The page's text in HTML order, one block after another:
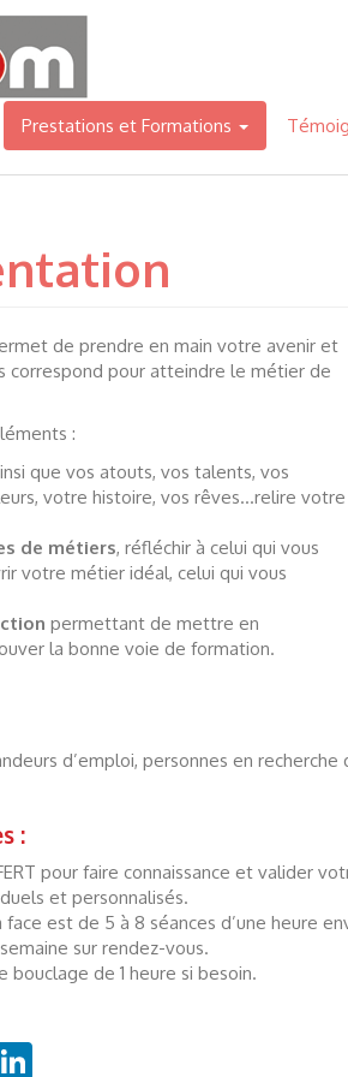
Prestations et Formations
de prendre en main votre avenir et
correspond pour atteindre le métier de
:
que vos atouts, vos talents, vos
votre histoire, vos rêves…relire votre
de métiers, réfléchir à celui qui vous
votre métier idéal, celui qui vous
permettant de mettre en
la bonne voie de formation.
d’emploi, personnes en recherche
:
pour faire connaissance et valider
et personnalisés.
est de 5 à 8 séances d’une heure
sur rendez-vous.
bouclage de 1 heure si besoin.